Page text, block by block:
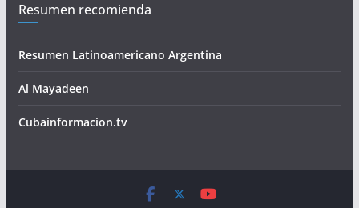
Resumen recomienda
Resumen Latinoamericano Argentina
Al Mayadeen
Cubainformacion.tv